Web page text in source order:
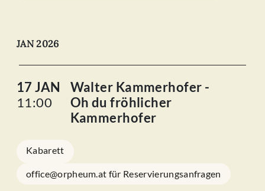
JAN 2026
17 JAN
11:00
Walter Kammerhofer -
Oh du fröhlicher
Kammerhofer
Kabarett
office@orpheum.at für Reservierungsanfragen